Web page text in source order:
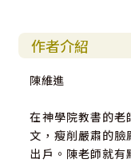
作者介紹
陳維進
在神學院教書的老
文，瘦削嚴肅的臉
出戶。陳老師就有